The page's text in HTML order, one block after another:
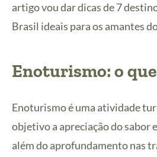
artigo vou dar dicas de 7
Brasil ideais para os amantes
Enoturismo: o que
Enoturismo é uma atividade
objetivo a apreciação do sabor
além do aprofundamento nas